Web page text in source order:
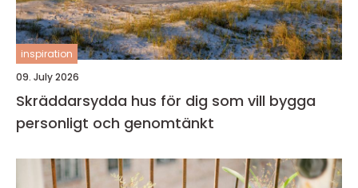
inspiration
09. July 2026
Skräddarsydda hus för dig som vill bygga
personligt och genomtänkt